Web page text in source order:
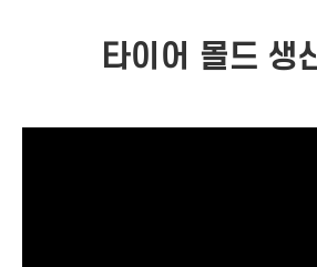
타이어 몰드 생